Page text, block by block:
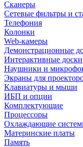
Сканеры
Сетевые фильтры и
Телефония
Колонки
Web-камеры
Демонстрационные
Интерактивные доски
Наушники и
Экраны для
Клавиатуры и мыши
ИБП и опции
Комплектующие
Процессоры
Охлаждающие
Материнские платы
Память